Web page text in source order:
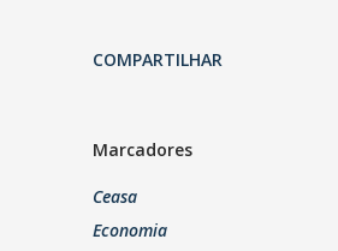
COMPARTILHAR
Marcadores
Ceasa
Economia